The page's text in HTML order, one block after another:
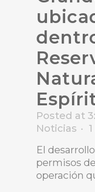
Posted at
Noticias
1
El
permisos
operación